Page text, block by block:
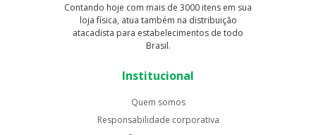
Contando hoje com mais de 3000 itens em sua
loja física, atua também na distribuição
atacadista para estabelecimentos de todo
Brasil.
Institucional
Quem somos
Responsabilidade corporativa